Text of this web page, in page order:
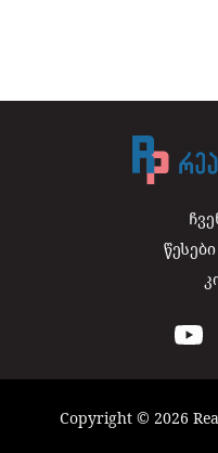
Copyright © 2026